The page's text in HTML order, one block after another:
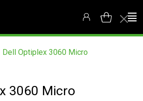
Dell Optiplex 3060 Micro
3060 Micro